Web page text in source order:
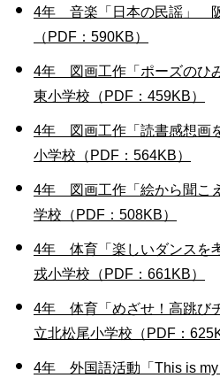
4年 音楽「日本の民謡」
（PDF：590KB）
4年 図画工作「ポーズのひ
東小学校（PDF：459KB）
4年 図画工作「読書感想画
小学校（PDF：564KB）
4年 図画工作「絵から聞こ
学校（PDF：508KB）
4年 体育「楽しいダンスを
戎小学校（PDF：661KB）
4年 体育「めざせ！高跳び
立北松尾小学校（PDF：
4年 外国語活動「This is my